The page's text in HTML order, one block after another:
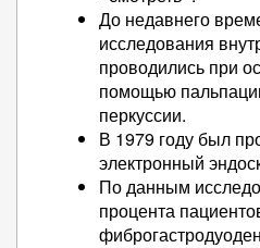
До недавнего
исследования
проводились при
помощью
перкуссии.
В 1979 году был
электронный
По данным
процента